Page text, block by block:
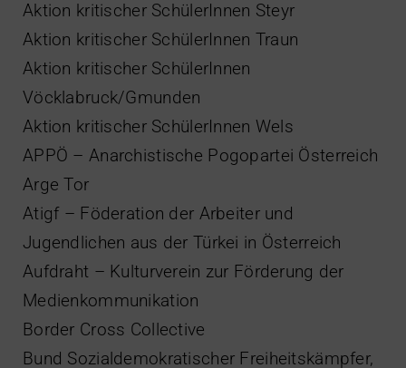
Aktion kritischer SchülerInnen Steyr
Aktion kritischer SchülerInnen Traun
Aktion kritischer SchülerInnen
Vöcklabruck/Gmunden
Aktion kritischer SchülerInnen Wels
APPÖ – Anarchistische Pogopartei Österreich
Arge Tor
Atigf – Föderation der Arbeiter und
Jugendlichen aus der Türkei in Österreich
Aufdraht – Kulturverein zur Förderung der
Medienkommunikation
Border Cross Collective
Bund Sozialdemokratischer Freiheitskämpfer,